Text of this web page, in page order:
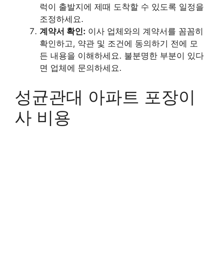
럭이 출발지에 제때 도착할 수 있도록 일정을
조정하세요.
계약서 확인: 이사 업체와의 계약서를 꼼꼼히
확인하고, 약관 및 조건에 동의하기 전에 모
든 내용을 이해하세요. 불분명한 부분이 있다
면 업체에 문의하세요.
성균관대 아파트 포장이
사 비용